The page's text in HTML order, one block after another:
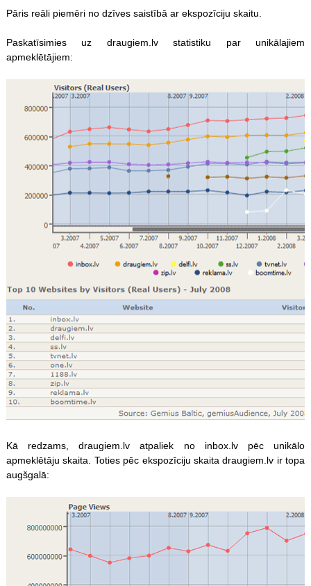
Pāris reāli piemēri no dzīves saistībā ar ekspozīciju skaitu.
Paskatīsimies uz draugiem.lv statistiku par unikālajiem
apmeklētājiem:
Kā redzams, draugiem.lv atpaliek no inbox.lv pēc unikālo
apmeklētāju skaita. Toties pēc ekspozīciju skaita draugiem.lv ir topa
augšgalā: